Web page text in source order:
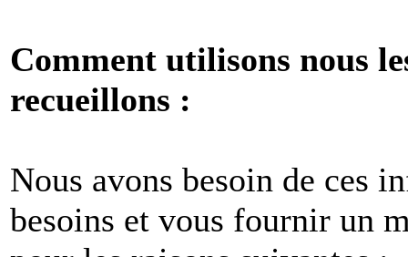
Comment utilisons nous
recueillons :
Nous avons besoin de ces
besoins et vous fournir un